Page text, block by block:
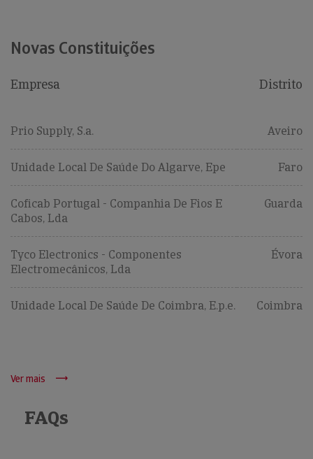
Novas Constituições
Empresa Distrito
Prio Supply, S.a. Aveiro
Unidade Local De Saúde Do Algarve, Epe Faro
Coficab Portugal - Companhia De Fios E
Cabos, Lda
Guarda
Tyco Electronics - Componentes
Electromecânicos, Lda
Évora
Unidade Local De Saúde De Coimbra, E.p.e. Coimbra
Ver mais
FAQs